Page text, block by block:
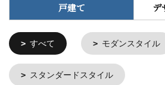
戸建て デ
すべて モダンスタイル
スタンダードスタイル